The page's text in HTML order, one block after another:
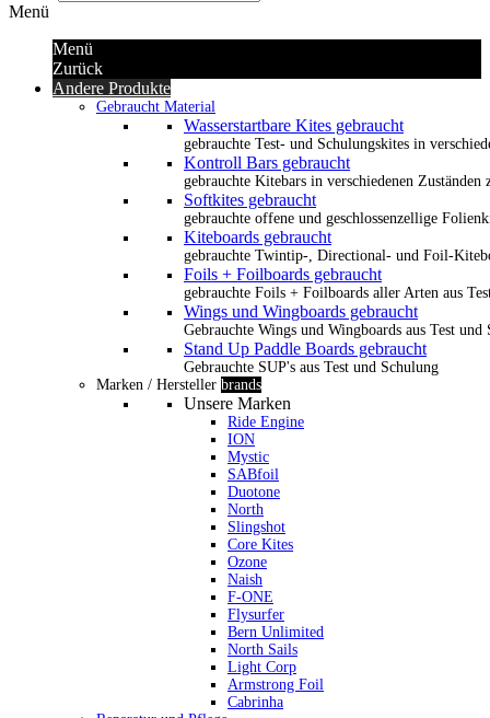
Menü
Menü
Zurück
Andere Produkte
Gebraucht Material
Wasserstartbare Kites gebraucht
gebrauchte Test- und Schulungskites in
Kontroll Bars gebraucht
gebrauchte Kitebars in verschiedenen Zuständen
Softkites gebraucht
gebrauchte offene und geschlossenzellige
Kiteboards gebraucht
gebrauchte Twintip-, Directional- und Foil-
Foils + Foilboards gebraucht
gebrauchte Foils + Foilboards aller Arten aus
Wings und Wingboards gebraucht
Gebrauchte Wings und Wingboards aus Test und
Stand Up Paddle Boards gebraucht
Gebrauchte SUP's aus Test und Schulung
Marken / Hersteller brands
Unsere Marken
Ride Engine
ION
Mystic
SABfoil
Duotone
North
Slingshot
Core Kites
Ozone
Naish
F-ONE
Flysurfer
Bern Unlimited
North Sails
Light Corp
Armstrong Foil
Cabrinha